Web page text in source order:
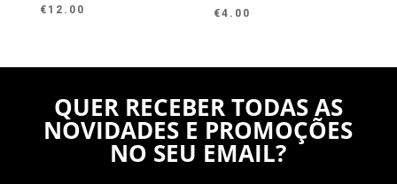
€ 12.00 €4.00
QUER RECEBER TODAS AS
NOVIDADES E PROMOÇÕES
NO SEU EMAIL?